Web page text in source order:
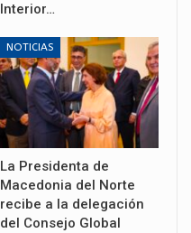
Interior…
NOTICIAS
La Presidenta de
Macedonia del Norte
recibe a la delegación
del Consejo Global